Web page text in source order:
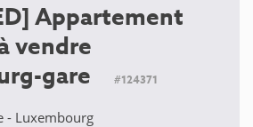
Appartement
vendre
gare
#124371
- Luxembourg